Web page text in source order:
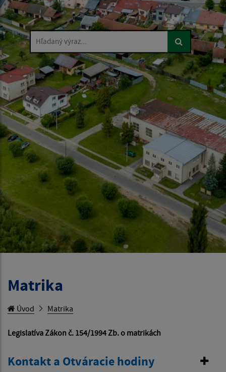
Hľadaný výraz...
Matrika
Úvod Matrika
Legislatíva Zákon č. 154/1994 Zb. o matrikách
Kontakt a Otváracie hodiny